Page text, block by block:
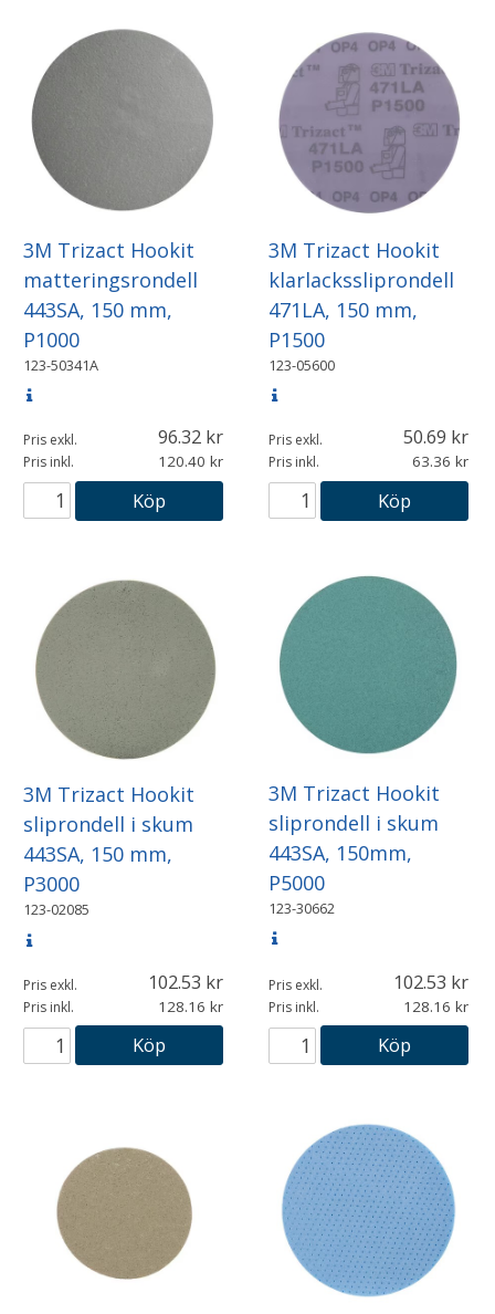
3M Trizact Hookit
matteringsrondell
443SA, 150 mm,
P1000
123-50341A
Pris exkl. 96.32
Pris inkl. 120.40
Köp
3M Trizact Hookit
klarlackssliprondell
471LA, 150 mm,
P1500
123-05600
Pris exkl. 50.69
Pris inkl. 63.36
Köp
3M Trizact Hookit
sliprondell i skum
443SA, 150 mm,
P3000
123-02085
Pris exkl. 102.53
Pris inkl. 128.16
Köp
3M Trizact Hookit
sliprondell i skum
443SA, 150mm,
P5000
123-30662
Pris exkl. 102.53
Pris inkl. 128.16
Köp